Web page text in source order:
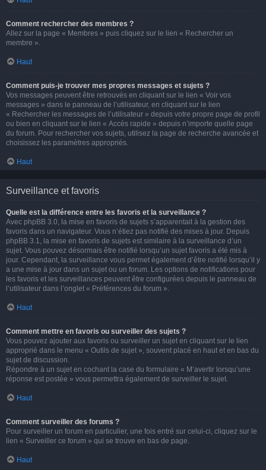
Comment rechercher des membres ?
Allez sur la page « Membres » puis cliquez sur le lien « Rechercher un
membre ».
Haut
Comment puis-je trouver mes propres messages et sujets ?
Vos messages peuvent être retrouvés en cliquant sur le lien « Voir vos
messages » dans le panneau de l’utilisateur, en cliquant sur le lien
« Rechercher les messages de l’utilisateur » depuis votre propre page de profil
ou bien en cliquant sur le lien « Accès rapide » depuis n’importe quelle page
du forum. Pour rechercher vos sujets, utilisez la page de recherche avancée et
choisissez les paramètres appropriés.
Haut
Surveillance et favoris
Quelle est la différence entre les favoris et la surveillance ?
Avec phpBB 3.0, la mise en favoris de sujets s’apparentait à la gestion des
favoris dans un navigateur. Vous n’étiez pas notifié des mises à jour. Depuis
phpBB 3.1, la mise en favoris de sujets est similaire à la surveillance d’un
sujet. Vous pouvez désormais être notifié lorsqu’un sujet favoris a été mis à
jour. Cependant, la surveillance vous permet également d’être notifié lorsqu’il y
a une mise à jour dans un sujet ou un forum. Les options de notifications pour
les favoris et les surveillances peuvent être configurées depuis le panneau de
l’utilisateur dans l’onglet « Préférences du forum ».
Haut
Comment mettre en favoris ou surveiller des sujets ?
Vous pouvez ajouter aux favoris ou surveiller un sujet en cliquant sur le lien
approprié dans le menu « Outils de sujet », souvent placé en haut et en bas du
sujet de discussion.
Répondre à un sujet en cochant la case du formulaire « M’avertir lorsqu’une
réponse est postée » vous permettra également de surveiller le sujet.
Haut
Comment surveiller des forums ?
Pour surveiller un forum en particulier, une fois entré sur celui-ci, cliquez sur le
lien « Surveiller ce forum » qui se trouve en bas de page.
Haut